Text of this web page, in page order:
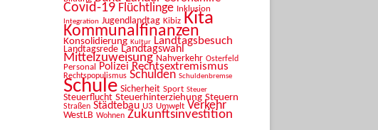
Covid-19 Flüchtlinge Inklusion
Integration Jugendlandtag Kibiz Kita
Kommunalfinanzen
Konsolidierung Kultur Landtagsbesuch
Landtagsrede Landtagswahl
Mittelzuweisung Nahverkehr Osterfeld
Personal Polizei Rechtsextremismus
Rechtspopulismus Schulden Schuldenbremse
Schule Sicherheit Sport Steuer
Steuerflucht Steuerhinterziehung Steuern
Straßen Städtebau U3 Umwelt Verkehr
WestLB Wohnen Zukunftsinvestition